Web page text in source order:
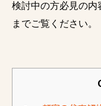
検討中の方必見の内
までご覧ください。